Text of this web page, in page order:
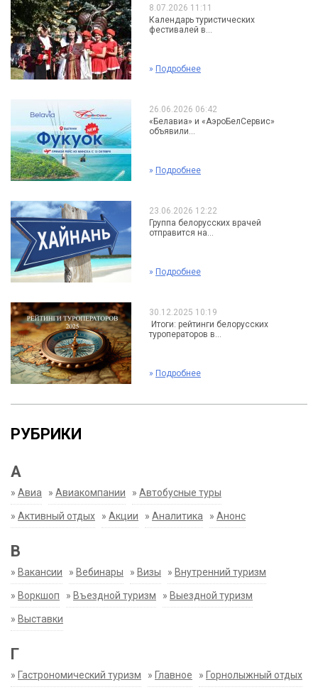
8.07.2026 11:11
Календарь туристических
фестивалей в...
» Подробнее
26.06.2026 06:42
«Белавиа» и «АэроБелСервис»
объявили...
» Подробнее
23.06.2026 12:22
Группа белорусских врачей
отправится на...
» Подробнее
30.12.2025 10:19
Итоги: рейтинги белорусских
туроператоров в...
» Подробнее
РУБРИКИ
А
» Авиа » Авиакомпании » Автобусные туры
» Активный отдых » Акции » Аналитика » Анонс
В
» Вакансии » Вебинары » Визы » Внутренний туризм
» Воркшоп » Въездной туризм » Выездной туризм
» Выставки
Г
» Гастрономический туризм » Главное » Горнолыжный отдых